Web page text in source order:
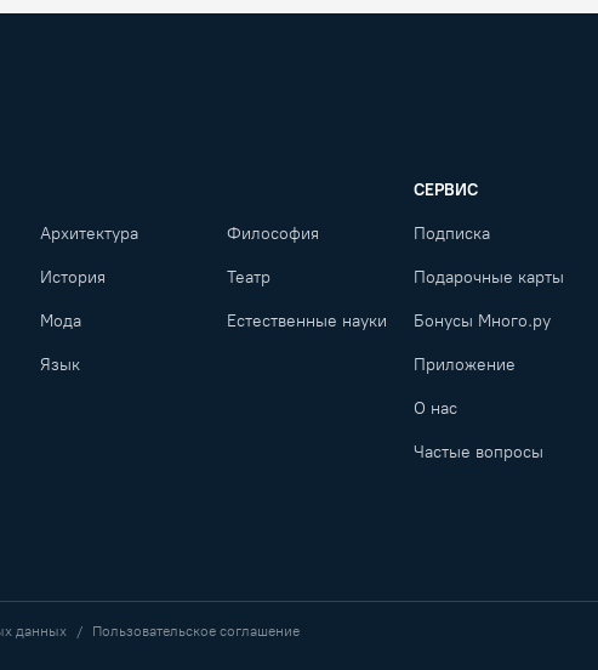
Архитектура Философия
История Театр
Мода Естественные науки
Язык
СЕРВИС
Подписка
Подарочные карты
Бонусы Много.ру
Приложение
О нас
Частые вопросы
данных Пользовательское соглашение